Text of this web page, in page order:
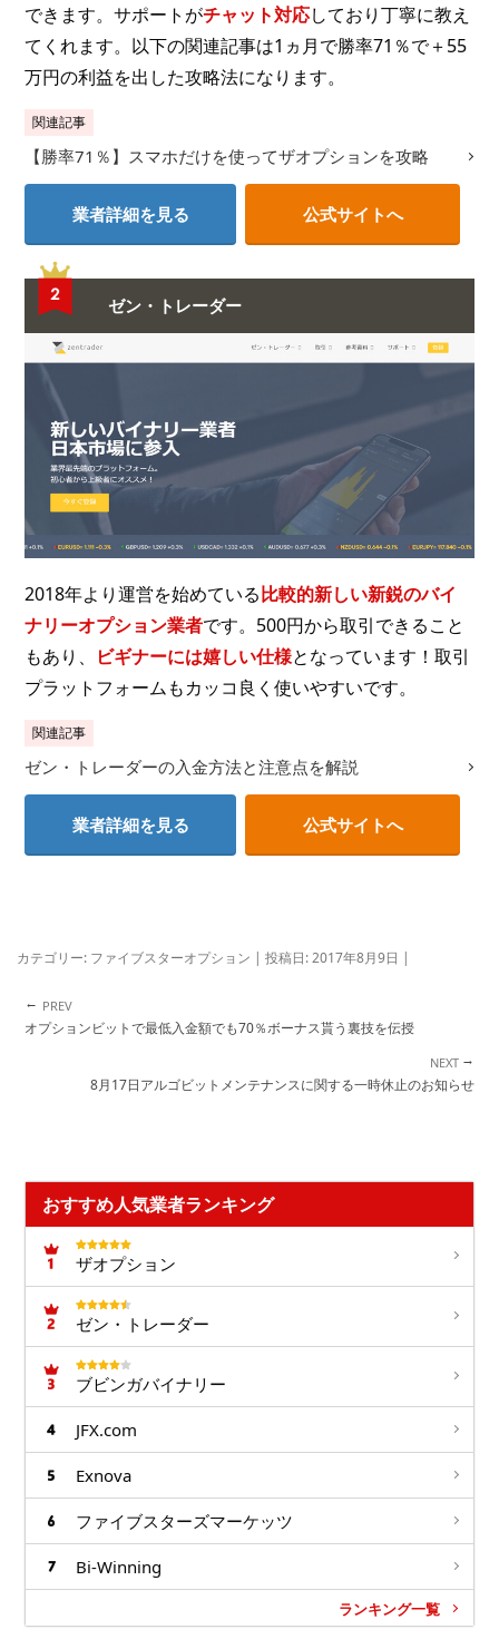
できます。サポートがチャット対応しており丁寧に教え
てくれます。以下の関連記事は1ヵ月で勝率71％で＋55
万円の利益を出した攻略法になります。
関連記事
【勝率71％】スマホだけを使ってザオプションを攻略
業者詳細を見る 公式サイトへ
ゼン・トレーダー
2018年より運営を始めている比較的新しい新鋭のバイ
ナリーオプション業者です。500円から取引できること
もあり、
ビギナーには嬉しい仕様となっています！取引
プラットフォームもカッコ良く使いやすいです。
関連記事
ゼン・トレーダーの入金方法と注意点を解説
業者詳細を見る 公式サイトへ
カテゴリー: ファイブスターオプション | 投稿日:2017年8月9日 |
投稿ナビゲーション
←
オプションビットで最低入金額でも70％ボーナス貰う裏技を伝授
8月17日アルゴビットメンテナンスに関する一時休止のお知らせ
→
おすすめ人気業者ランキング
ザオプション
ゼン・トレーダー
ブビンガバイナリー
JFX.com
Exnova
ファイブスターズマーケッツ
Bi-Winning
ランキング一覧